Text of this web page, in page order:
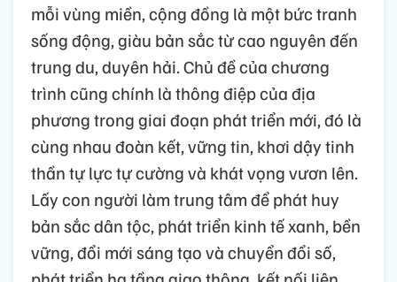
mỗi vùng miền, cộng đồng là một bức tranh
sống động, giàu bản sắc từ cao nguyên đến
trung du, duyên hải. Chủ đề của chương
trình cũng chính là thông điệp của địa
phương trong giai đoạn phát triển mới, đó là
cùng nhau đoàn kết, vững tin, khơi dậy tinh
thần tự lực tự cường và khát vọng vươn lên.
Lấy con người làm trung tâm để phát huy
bản sắc dân tộc, phát triển kinh tế xanh, bền
vững, đổi mới sáng tạo và chuyển đổi số,